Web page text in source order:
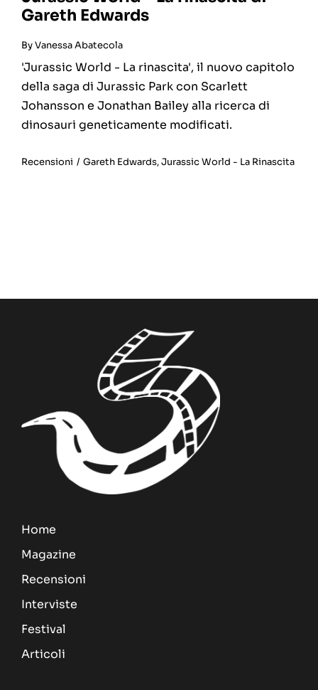
Gareth Edwards
ByVanessa Abatecola
'Jurassic World - La rinascita', il nuovo capitolo
della saga di Jurassic Park con Scarlett
Johansson e Jonathan Bailey alla ricerca di
dinosauri geneticamente modificati.
Recensioni / Gareth Edwards,Jurassic World - La Rinascita
Home
Magazine
Recensioni
Interviste
Festival
Articoli